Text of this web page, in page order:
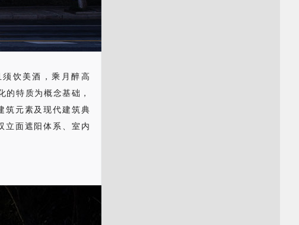
饮美酒，乘月醉高
特质为概念基础，
筑元素及现代建筑典
立面遮阳体系、室内